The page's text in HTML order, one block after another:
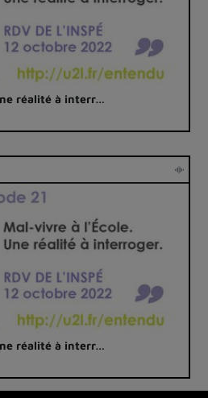
réalité à interr…
réalité à interr…